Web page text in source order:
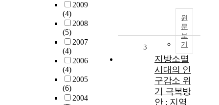
2009
(4)
2008
(5)
2007
(4)
2006
(4)
2005
(6)
2004
원
문
보
기
3
지방소멸
시대의 인
구감소 위
기 극복방
안 : 지역